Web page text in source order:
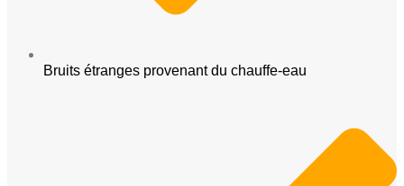
Bruits étranges provenant du chauffe-eau